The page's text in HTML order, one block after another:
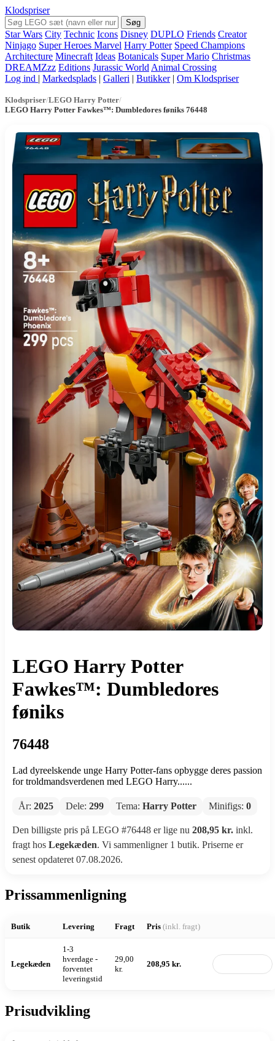
Klodspriser
Søg
Star Wars City Technic Icons Disney DUPLO Friends Creator
Ninjago Super Heroes Marvel Harry Potter Speed Champions
Architecture Minecraft Ideas Botanicals Super Mario Christmas
DREAMZzz Editions Jurassic World Animal Crossing
Log ind | Markedsplads | Galleri | Butikker | Om Klodspriser
Klodspriser/LEGO Harry Potter/
LEGO Harry Potter Fawkes™: Dumbledores føniks 76448
LEGO Harry Potter
Fawkes™: Dumbledores
føniks
76448
Lad dyreelskende unge Harry Potter-fans opbygge deres passion
for troldmandsverdenen med LEGO Harry......
År: 2025 Dele: 299 Tema: Harry Potter Minifigs: 0
Den billigste pris på LEGO #76448 er lige nu 208,95 kr. inkl.
fragt hos Legekæden. Vi sammenligner 1 butik. Priserne er
senest opdateret 07.08.2026.
Prissammenligning
Butik Levering Fragt Pris (inkl. fragt)
Legekæden
1-3
hverdage -
forventet
leveringstid
29,00
kr.
208,95 kr.
Prisudvikling